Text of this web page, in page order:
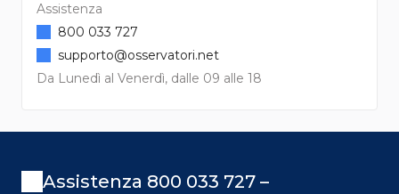
Assistenza
Da Lunedì al Venerdì, dalle 09 alle 18
800 033 727
supporto@osservatori.net
Assistenza 800 033 727 –